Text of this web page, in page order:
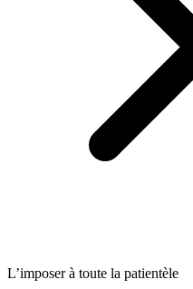
L’imposer à toute la patientèle